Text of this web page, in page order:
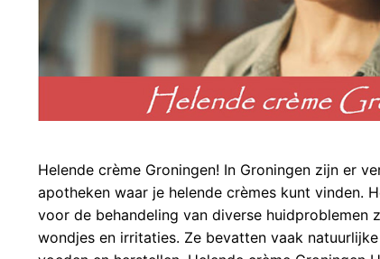
Helende crème Groningen! In Groningen zijn er
apotheken waar je helende crèmes kunt vinden.
voor de behandeling van diverse huidproblemen
wondjes en irritaties. Ze bevatten vaak